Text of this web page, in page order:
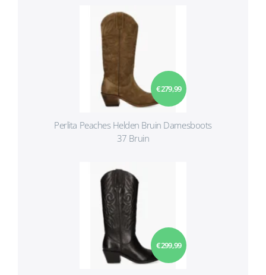
€ 279,99
Perlita Peaches Helden Bruin Damesboots
37 Bruin
€ 299,99